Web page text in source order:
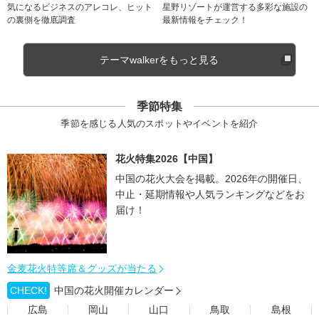
気になるビジネスのアレコレ、ヒット
の裏側を徹底調査
星野リゾートが運営する多彩な施設の
最新情報をチェック！
テーマwalkerをもっと見る
季節特集
季節を感じる人気のスポットやイベントを紹介
花火特集2026【中国】
中国の花火大会を掲載。2026年の開催日、
中止・延期情報や人気ランキングなどをお
届け！
金麦花火特等席＆グッズが当たる
CHECK!
中国の花火開催カレンダー
広島
岡山 山口 鳥取 島根